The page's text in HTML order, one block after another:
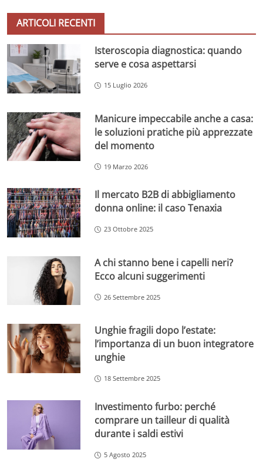
ARTICOLI RECENTI
Isteroscopia diagnostica: quando
serve e cosa aspettarsi
15 Luglio 2026
Manicure impeccabile anche a casa:
le soluzioni pratiche più apprezzate
del momento
19 Marzo 2026
Il mercato B2B di abbigliamento
donna online: il caso Tenaxia
23 Ottobre 2025
A chi stanno bene i capelli neri?
Ecco alcuni suggerimenti
26 Settembre 2025
Unghie fragili dopo l’estate:
l’importanza di un buon integratore
unghie
18 Settembre 2025
Investimento furbo: perché
comprare un tailleur di qualità
durante i saldi estivi
5 Agosto 2025